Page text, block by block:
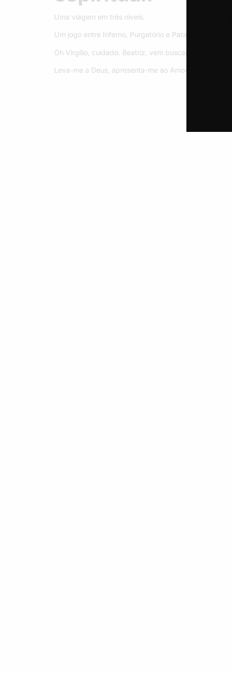
Uma viagem em três níveis.
Um jogo entre Inferno, Purgatório e Paraíso.
Oh Virgílio, cuidado. Beatriz, vem buscar-me.
Leva-me a Deus, apresenta-me ao Amor.